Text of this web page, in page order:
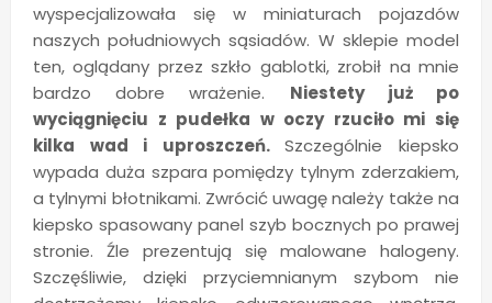
wyspecjalizowała się w miniaturach pojazdów
naszych południowych sąsiadów. W sklepie model
ten, oglądany przez szkło gablotki, zrobił na mnie
bardzo dobre wrażenie. Niestety już po
wyciągnięciu z pudełka w oczy rzuciło mi się
kilka wad i uproszczeń.Szczególnie kiepsko
wypada duża szpara pomiędzy tylnym zderzakiem,
a tylnymi błotnikami. Zwrócić uwagę należy także na
kiepsko spasowany panel szyb bocznych po prawej
stronie. Źle prezentują się malowane halogeny.
Szczęśliwie, dzięki przyciemnianym szybom nie